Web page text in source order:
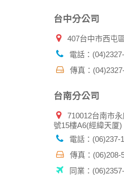
得登出帳戶或關閉網頁瀏覽器，
台中分公司
407台中市西屯
電話：
傳真：
台南分公司
710012台南市
號15樓A6(經緯天厦)
電話：(06)237-
傳真：(06)208-
同業：